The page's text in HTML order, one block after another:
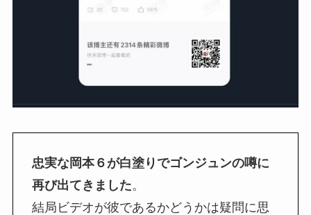
忠実な岡本６が白塗りでゴンジュンの噂に
再び出てきました。
結局ビデオが彼であるかどうかは疑問に思